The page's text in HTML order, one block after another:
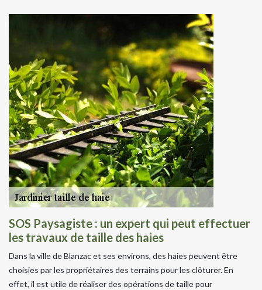
SOS Paysagiste : un expert qui peut effectuer
les travaux de taille des haies
Dans la ville de Blanzac et ses environs, des haies peuvent être
choisies par les propriétaires des terrains pour les clôturer. En
effet, il est utile de réaliser des opérations de taille pour